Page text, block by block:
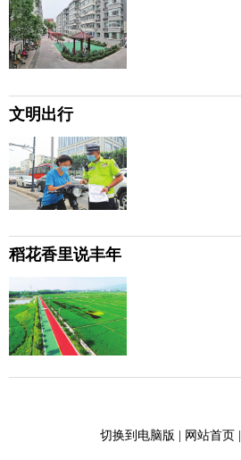
文明出行
稻花香里说丰年
切换到电脑版 | 网站首页|